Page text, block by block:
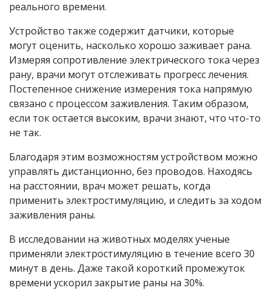
реального времени.
Устройство также содержит датчики, которые
могут оценить, насколько хорошо заживает рана.
Измеряя сопротивление электрического тока через
рану, врачи могут отслеживать прогресс лечения.
Постепенное снижение измерения тока напрямую
связано с процессом заживления. Таким образом,
если ток остается высоким, врачи знают, что что-то
не так.
Благодаря этим возможностям устройством можно
управлять дистанционно, без проводов. Находясь
на расстоянии, врач может решать, когда
применить электростимуляцию, и следить за ходом
заживления раны.
В исследовании на животных моделях ученые
применяли электростимуляцию в течение всего 30
минут в день. Даже такой короткий промежуток
времени ускорил закрытие раны на 30%.